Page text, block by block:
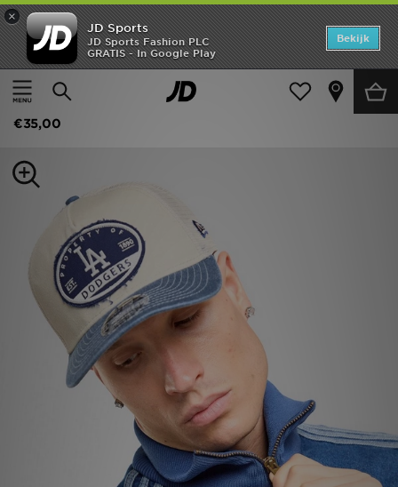
×
JD Sports
JD Sports Fashion PLC
GRATIS - In Google Play
Bekijk
Thuis
Dames Damesaccessoires Petten
New Era MLB LA Dodgers M-Crown 9FORTY Trucker Cap
€35,00
Home
Offers
Dames
Collecties
Voetbal
Bestelling traceren